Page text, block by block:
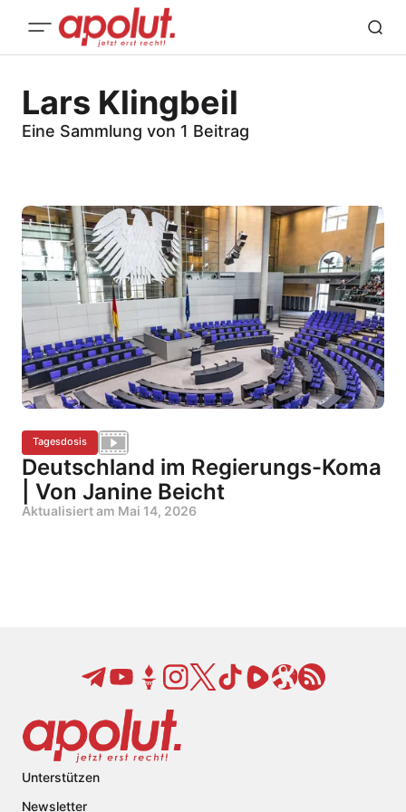
Lars Klingbeil
Eine Sammlung von 1 Beitrag
Tagesdosis
Deutschland im Regierungs-Koma
| Von Janine Beicht
Aktualisiert am Mai 14, 2026
Unterstützen
Newsletter